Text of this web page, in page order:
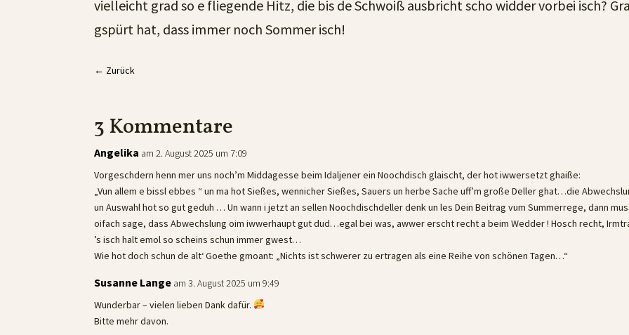
vielleicht grad so e fliegende Hitz, die bis de Schwoiß ausbricht scho widder vorbei isch?
gspürt hat, dass immer noch Sommer isch!
← Zurück
3 Kommentare
Angelika am 2. August 2025 um 7:09
Vorgeschdern henn mer uns noch’m Middagesse beim Idaljener ein Noochdisch glaischt, der hot iwwersetzt ghaiße:
„Vun allem e bissl ebbes “ un ma hot Sießes, wennicher Sießes, Sauers un herbe Sache uff’m große Deller ghat…die
un Auswahl hot so gut geduh … Un wann i jetzt an sellen Noochdischdeller denk un les Dein Beitrag vum Summerrege, dann
oifach sage, dass Abwechslung oim iwwerhaupt gut dud…egal bei was, awwer erscht recht a beim Wedder ! Hosch recht,
’s isch halt emol so scheins schun immer gwest…
Wie hot doch schun de alt‘ Goethe gmoant: „Nichts ist schwerer zu ertragen als eine Reihe von schönen Tagen…“
Susanne Lange am 3. August 2025 um 9:49
Wunderbar – vielen lieben Dank dafür.
Bitte mehr davon.